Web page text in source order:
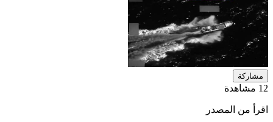
مشاركة
12 مشاهدة
اقرأ من المصدر